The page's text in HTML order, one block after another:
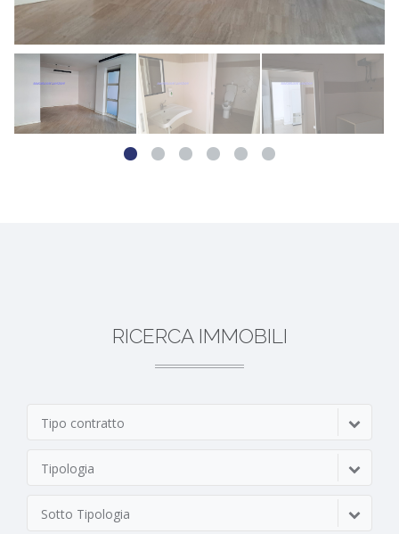
RICERCA IMMOBILI
Tipo contratto
Tipologia
Sotto Tipologia